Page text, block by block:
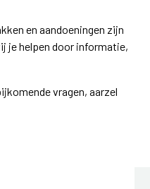
en aandoeningen zijn
je helpen door informatie,
vragen, aarzel